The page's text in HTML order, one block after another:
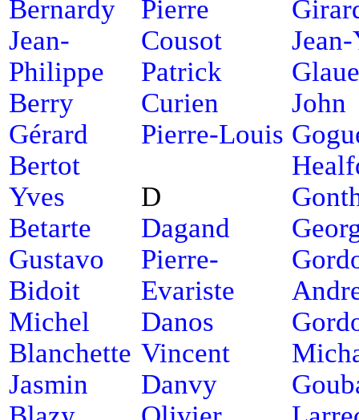
Bernardy
Jean-
Philippe
Berry
Gérard
Bertot
Yves
Betarte
Gustavo
Bidoit
Michel
Blanchette
Jasmin
Pierre
Cousot
Patrick
Curien
Pierre-Louis
D
Dagand
Pierre-
Evariste
Danos
Vincent
Danvy
John